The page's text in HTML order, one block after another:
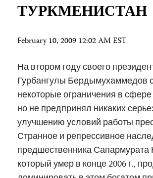
ТУРКМЕНИСТАН
February 10, 2009 12:02 AM EST
На втором году своего
Гурбангулы Бердымухаммедов
некоторые ограничения в сфере
но не предпринял никаких
улучшению условий работы
Странное и репрессивное
предшественника Сапармурата
который умер в конце 2006 г.,